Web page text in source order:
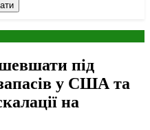
під
у США та
на